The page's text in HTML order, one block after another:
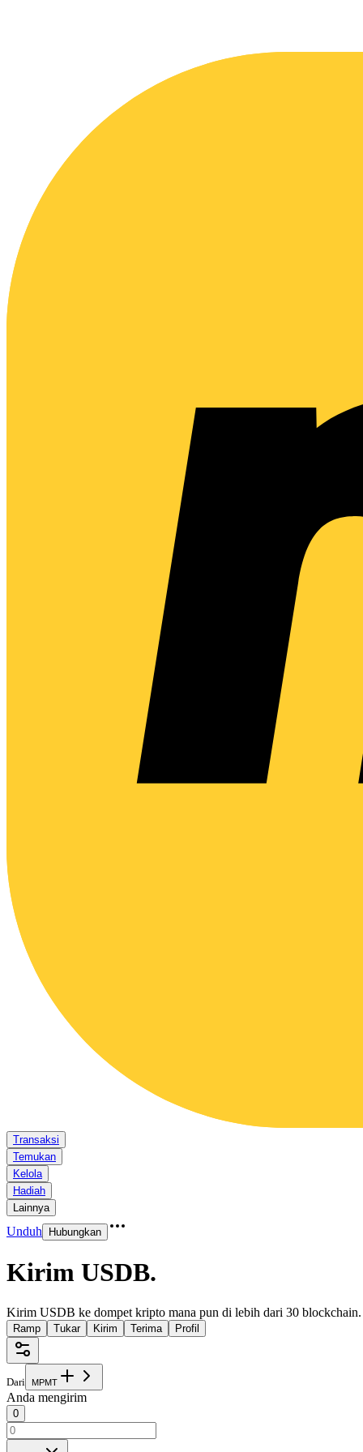
Transaksi
Temukan
Kelola
Hadiah
Lainnya
Unduh Hubungkan
Kirim USDB.
Kirim USDB ke dompet kripto mana pun di lebih dari 30 blockchain.
Ramp Tukar Kirim Terima Profil
Dari MPMT
Anda mengirim
0